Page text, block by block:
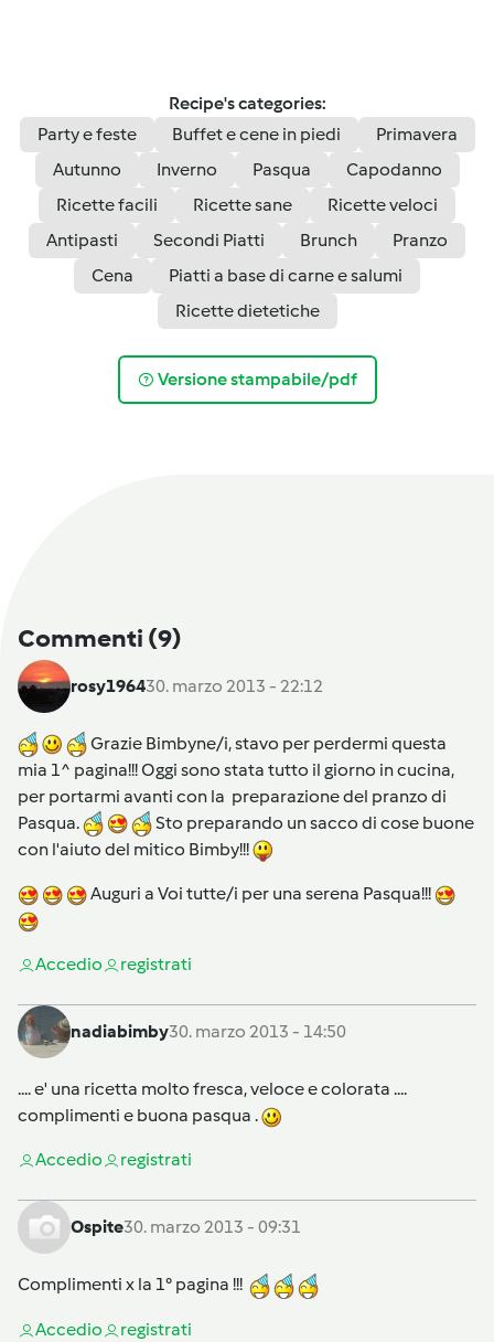
Recipe's categories:
Party e feste
Buffet e cene in piedi
Primavera
Autunno
Inverno Pasqua
Capodanno
Ricette facili
Ricette sane
Ricette veloci
Antipasti
Secondi Piatti Brunch
Pranzo
Cena
Piatti a base di carne e salumi
Ricette dietetiche
Versione stampabile/pdf
Commenti (9)
rosy196430. marzo 2013 - 22:12
Grazie Bimbyne/i, stavo per perdermi questa
mia 1^ pagina!!! Oggi sono stata tutto il giorno in cucina,
per portarmi avanti con la preparazione del pranzo di
Pasqua.
Sto preparando un sacco di cose buone
con l'aiuto del mitico Bimby!!!
Auguri a Voi tutte/i per una serena Pasqua!!!
Accedio registrati
nadiabimby30. marzo 2013 - 14:50
.... e' una ricetta molto fresca, veloce e colorata ....
complimenti e buona pasqua .
Accedio registrati
Ospite30. marzo 2013 - 09:31
Complimenti x la 1° pagina !!!
Accedio registrati